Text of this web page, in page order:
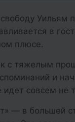
Уильям
в
плюсе.
с тяжелым
и
идет совсем не
— в большей